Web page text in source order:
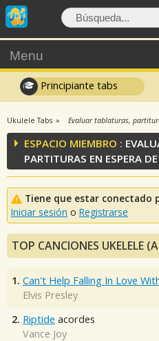
Menu
Principiante tabs
Ukulele Tabs Evaluar tablaturas,
ESPACIO MIEMBRO :
PARTITURAS EN ESPERA
Tiene que estar conectado
Iniciar sesión o Registrarse
TOP CANCIONES UKELELE
1. Can't Help Falling In Love
Elvis Presley
2. Riptide acordes
Vance Joy